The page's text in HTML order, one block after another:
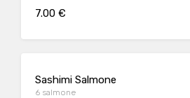
7.00 €
Sashimi Salmone
6 salmone